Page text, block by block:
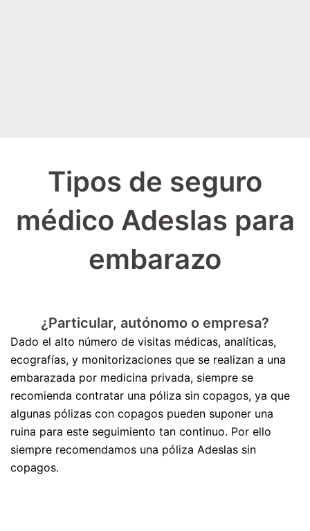
Tipos de seguro
médico Adeslas para
embarazo
¿Particular, autónomo o empresa?
Dado el alto número de visitas médicas, analíticas,
ecografías, y monitorizaciones que se realizan a una
embarazada por medicina privada, siempre se
recomienda contratar una póliza sin copagos, ya que
algunas pólizas con copagos pueden suponer una
ruina para este seguimiento tan continuo. Por ello
siempre recomendamos una póliza Adeslas sin
copagos.